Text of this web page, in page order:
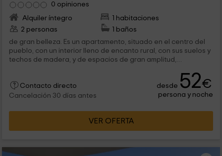
0 opiniones
Alquiler íntegro
1 habitaciones
2 personas
1 baños
de gran belleza. Es un apartamento, situado en el centro del
pueblo, con un interior lleno de encanto rural, con sus suelos y
techos de madera, y de espacios de gran amplitud,
Contacto directo
Cancelación 30 días antes
desde 52€
persona y noche
VER OFERTA